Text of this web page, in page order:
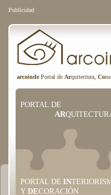
Publicidad
arcoindePortal de Arquitectura, Co
PORTAL DE
AR
PORTAL DE IN
Y DECORACIÓN